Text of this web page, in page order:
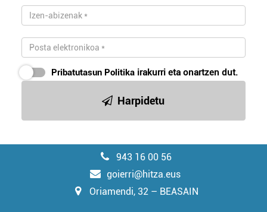
Pribatutasun Politika irakurri eta onartzen dut.
Harpidetu
943 16 00 56
goierri@hitza.eus
Oriamendi, 32 – BEASAIN